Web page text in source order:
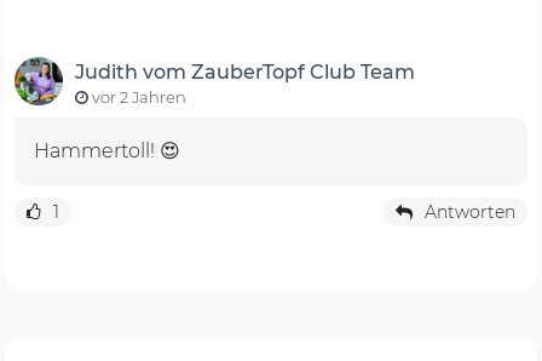
Judith vom ZauberTopf Club Team
vor 2 Jahren
Hammertoll! 😍
1 Antworten